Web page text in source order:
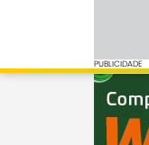
PUBLICIDADE
PUBLICIDADE